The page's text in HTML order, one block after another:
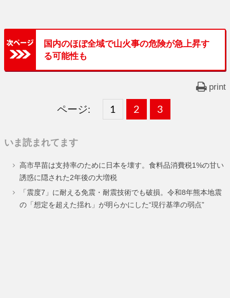
国内のほぼ全域で山火事の危険が急上昇す
る可能性も
print
ページ:
固
ー
ジ
1 ,
固
ー
ジ
2 ,
固
ー
ジ
3
いま読まれてます
高市早苗は支持率のために日本を壊す。食料品消費税1%の甘い
誘惑に隠された2年後の大増税
「震度7」に耐える免震・耐震技術でも破損。令和8年熊本地震
の「想定を超えた揺れ」が明らかにした“現行基準の弱点”